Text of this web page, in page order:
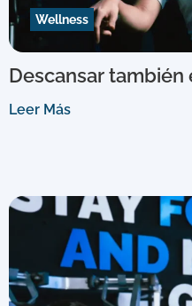
Wellness
Descansar también
Leer Más